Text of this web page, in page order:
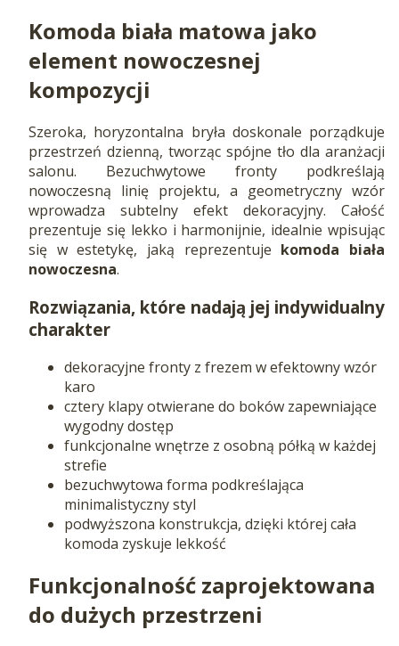
Komoda biała matowa jako
element nowoczesnej
kompozycji
Szeroka, horyzontalna bryła doskonale porządkuje
przestrzeń dzienną, tworząc spójne tło dla aranżacji
salonu. Bezuchwytowe fronty podkreślają
nowoczesną linię projektu, a geometryczny wzór
wprowadza subtelny efekt dekoracyjny. Całość
prezentuje się lekko i harmonijnie, idealnie wpisując
się w estetykę, jaką reprezentuje komoda biała
nowoczesna.
Rozwiązania, które nadają jej indywidualny
charakter
dekoracyjne fronty z frezem w efektowny wzór
karo
cztery klapy otwierane do boków zapewniające
wygodny dostęp
funkcjonalne wnętrze z osobną półką w każdej
strefie
bezuchwytowa forma podkreślająca
minimalistyczny styl
podwyższona konstrukcja, dzięki której cała
komoda zyskuje lekkość
Funkcjonalność zaprojektowana
do dużych przestrzeni